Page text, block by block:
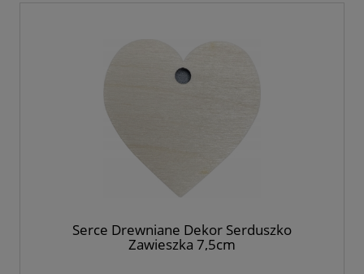
Serce Drewniane Dekor Serduszko
Zawieszka 7,5cm